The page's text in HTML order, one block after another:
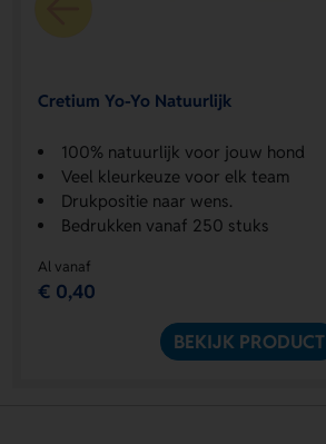
Cretium Yo-Yo Natuurlijk
100% natuurlijk voor jouw hond
Veel kleurkeuze voor elk team
Drukpositie naar wens.
Bedrukken vanaf 250 stuks
Al vanaf
€ 0,40
BEKIJK PRODUCT